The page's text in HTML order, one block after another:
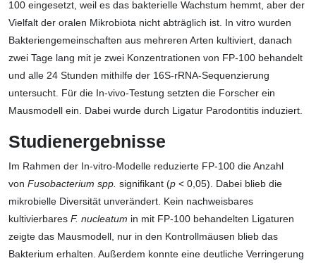
100 eingesetzt, weil es das bakterielle Wachstum hemmt, aber der
Vielfalt der oralen Mikrobiota nicht abträglich ist. In vitro wurden
Bakteriengemeinschaften aus mehreren Arten kultiviert, danach
zwei Tage lang mit je zwei Konzentrationen von FP-100 behandelt
und alle 24 Stunden mithilfe der 16S-rRNA-Sequenzierung
untersucht. Für die In-vivo-Testung setzten die Forscher ein
Mausmodell ein. Dabei wurde durch Ligatur Parodontitis induziert.
Studienergebnisse
Im Rahmen der In-vitro-Modelle reduzierte FP-100 die Anzahl
von Fusobacterium spp. signifikant (p < 0,05). Dabei blieb die
mikrobielle Diversität unverändert. Kein nachweisbares
kultivierbares F. nucleatum in mit FP-100 behandelten Ligaturen
zeigte das Mausmodell, nur in den Kontrollmäusen blieb das
Bakterium erhalten. Außerdem konnte eine deutliche Verringerung